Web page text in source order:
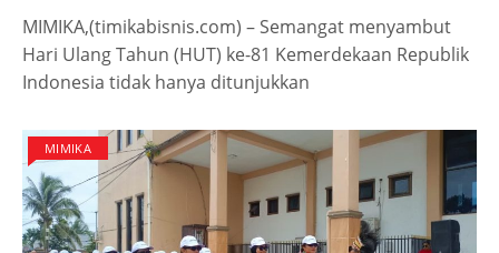
MIMIKA,(timikabisnis.com) – Semangat menyambut
Hari Ulang Tahun (HUT) ke-81 Kemerdekaan Republik
Indonesia tidak hanya ditunjukkan
MIMIKA